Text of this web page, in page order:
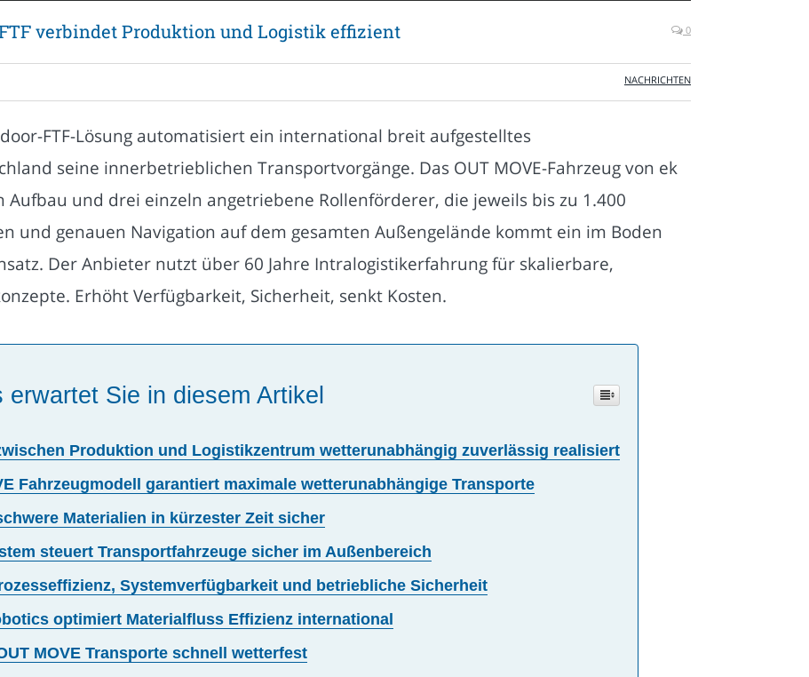
FTF verbindet Produktion und Logistik effizient 0
NACHRICHTEN
FTF-Lösung automatisiert ein international breit aufgestelltes
seine innerbetrieblichen Transportvorgänge. Das OUT MOVE-Fahrzeug von ek
und drei einzeln angetriebene Rollenförderer, die jeweils bis zu 1.400
und genauen Navigation auf dem gesamten Außengelände kommt ein im Boden
Der Anbieter nutzt über 60 Jahre Intralogistikerfahrung für skalierbare,
Erhöht Verfügbarkeit, Sicherheit, senkt Kosten.
Sie in diesem Artikel
Produktion und Logistikzentrum wetterunabhängig zuverlässig realisiert
Fahrzeugmodell garantiert maximale wetterunabhängige Transporte
Materialien in kürzester Zeit sicher
steuert Transportfahrzeuge sicher im Außenbereich
Systemverfügbarkeit und betriebliche Sicherheit
optimiert Materialfluss Effizienz international
MOVE Transporte schnell wetterfest